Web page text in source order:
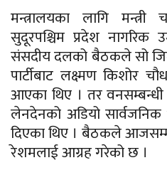
मन्त्रालयका लागि
सुदूरपश्चिम प्रदेश नागरिक
संसदीय दलको बैठकले सो
पार्टीबाट लक्ष्मण किशोर
आएका थिए । तर वनसम्बन्धी
लेनदेनको अडियो सार्वजनिक
दिएका थिए । बैठकले आजसम्म
रेशमलाई आग्रह गरेको छ ।